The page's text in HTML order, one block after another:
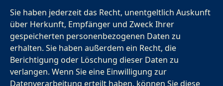
Sie haben jederzeit das Recht, unentgeltlich Auskunft
über Herkunft, Empfänger und Zweck Ihrer
gespeicherten personenbezogenen Daten zu
erhalten. Sie haben außerdem ein Recht, die
Berichtigung oder Löschung dieser Daten zu
verlangen. Wenn Sie eine Einwilligung zur
Datenverarbeitung erteilt haben, können Sie diese